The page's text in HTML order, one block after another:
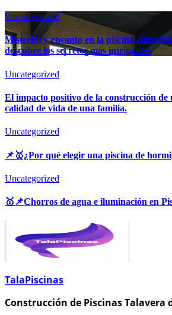
Uncategorized
Misterios y encanto en la piscina
descubre los secretos más intrigantes
Uncategorized
El impacto positivo de la construcción de
calidad de vida de una familia.
Uncategorized
📌🥇¿Por qué elegir una piscina de
Uncategorized
🥇📌Chorros de agua e iluminación en
TalaPiscinas
Construcción de Piscinas Talavera